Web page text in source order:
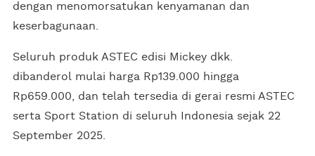
dengan menomorsatukan kenyamanan dan
keserbagunaan.
Seluruh produk ASTEC edisi Mickey dkk.
dibanderol mulai harga Rp139.000 hingga
Rp659.000, dan telah tersedia di gerai resmi ASTEC
serta Sport Station di seluruh Indonesia sejak 22
September 2025.